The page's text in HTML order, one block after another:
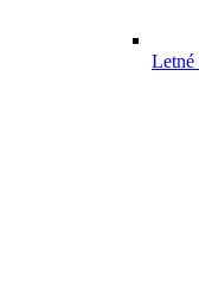
Letné